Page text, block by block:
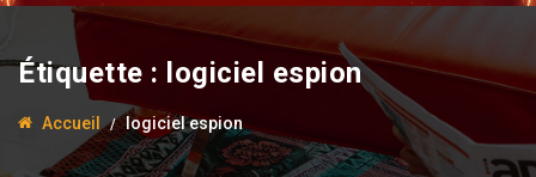
Étiquette : logiciel espion
Accueil logiciel espion